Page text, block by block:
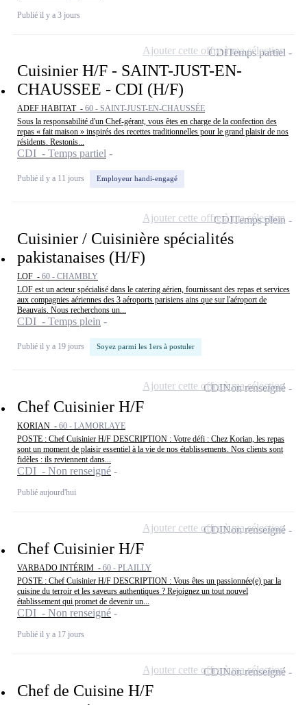
Publié il y a 3 jours
Cuisinier H/F - SAINT-JUST-EN-
CHAUSSEE - CDI (H/F)
ADEF HABITAT - 60 - SAINT-JUST-EN-CHAUSSÉE
Sous la responsabilité d'un Chef-gérant, vous êtes en charge de la confection des
repas « fait maison » inspirés des recettes traditionnelles pour le grand plaisir de nos
résidents. Restonis...
CDI - Temps partiel
Publié il y a 11 jours Employeur handi-engagé
CDITemps partiel
Ajouter cette offre à ma sélection
Cuisinier / Cuisinière spécialités
pakistanaises (H/F)
LOF - 60 - CHAMBLY
LOF est un acteur spécialisé dans le catering aérien, fournissant des repas et services
aux compagnies aériennes des 3 aéroports parisiens ains que sur l'aéroport de
Beauvais. Nous recherchons un...
CDI - Temps plein
Publié il y a 19 jours Soyez parmi les 1ers à postuler
CDITemps plein
Ajouter cette offre à ma sélection
Chef Cuisinier H/F
KORIAN - 60 - LAMORLAYE
POSTE : Chef Cuisinier H/F DESCRIPTION : Votre défi : Chez Korian, les repas
sont un moment de plaisir essentiel à la vie de nos établissements. Nos clients sont
fidèles : ils reviennent dans...
CDI - Non renseigné
Publié aujourd'hui
CDINon renseigné
Ajouter cette offre à ma sélection
Chef Cuisinier H/F
VARBADO INTÉRIM - 60 - PLAILLY
POSTE : Chef Cuisinier H/F DESCRIPTION : Vous êtes un passionnée(e) par la
cuisine du terroir et les saveurs authentiques ? Rejoignez un tout nouvel
établissement qui promet de devenir un...
CDI - Non renseigné
Publié il y a 17 jours
CDINon renseigné
Ajouter cette offre à ma sélection
Chef de Cuisine H/F
CDINon renseigné
Ajouter cette offre à ma sélection